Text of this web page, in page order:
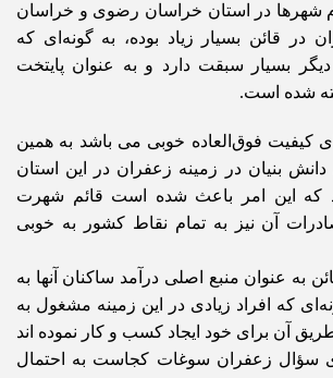
شهرها در استان خراسان رضوی و خراسان
قائن بسیار زیاد بوده، به گونه‌ای که
بسیار سبقت دارد و به عنوان پایتخت
شده است.
کیفیت فوق‌العاده خوبی می باشد به همین
بنیان در زمینه زعفران در این استان
که این امر باعث شده است قائم شهرت
آن نیز به تمام نقاط کشور به خوبی
به عنوان منبع اصلی درآمد ساکنان آنها به
که افراد زیادی در این زمینه مشغول به
آن برای خود ایجاد کسب و کار نموده اند
سؤال زعفران سوغات کجاست به احتمال